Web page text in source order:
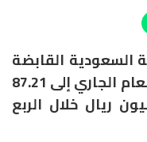
السعودية القابضة
بنسبة 6% خلال الربع الأول من العام الجاري إلى 87.21
ريال مقارنة بـ 82.3 مليون ريال خلال الربع